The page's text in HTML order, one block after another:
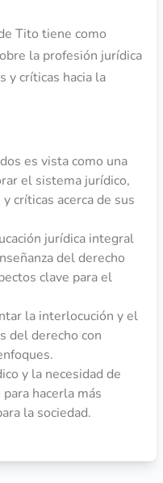
Tito tiene como
la profesión jurídica
y críticas hacia la
es vista como una
el sistema jurídico,
críticas acerca de sus
jurídica integral
del derecho
clave para el
la interlocución y el
del derecho con
y la necesidad de
hacerla más
la sociedad.